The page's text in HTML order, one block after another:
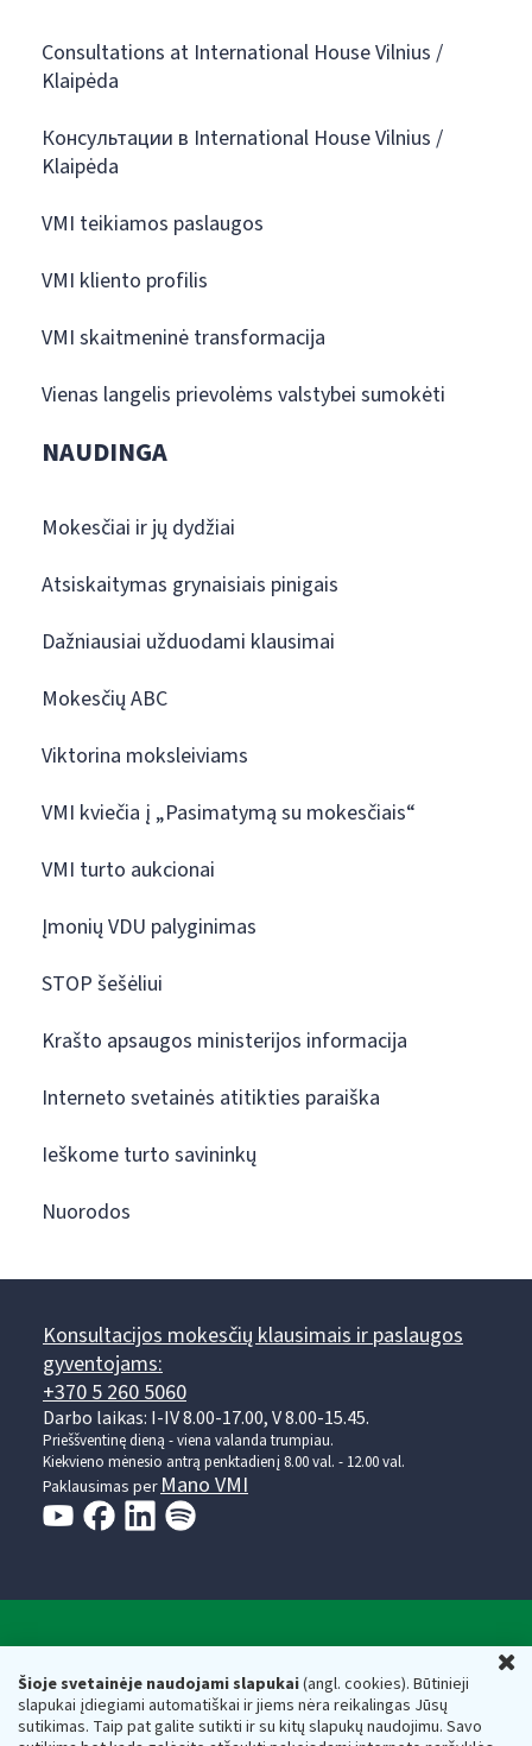
Šioje svetainėje naudojami slapukai(angl. cookies). Būtinieji
slapukai įdiegiami automatiškai ir jiems nėra reikalingas Jūsų
sutikimas. Taip pat galite sutikti ir su kitų slapukų naudojimu. Savo
Consultations at International House Vilnius /
Klaipėda
Консультации в International House Vilnius /
Klaipėda
VMI teikiamos paslaugos
VMI kliento profilis
VMI skaitmeninė transformacija
Vienas langelis prievolėms valstybei sumokėti
NAUDINGA
Mokesčiai ir jų dydžiai
Atsiskaitymas grynaisiais pinigais
Dažniausiai užduodami klausimai
Mokesčių ABC
Viktorina moksleiviams
VMI kviečia į „Pasimatymą su mokesčiais“
VMI turto aukcionai
Įmonių VDU palyginimas
STOP šešėliui
Krašto apsaugos ministerijos informacija
Interneto svetainės atitikties paraiška
Ieškome turto savininkų
Nuorodos
Konsultacijos mokesčių klausimais ir paslaugos
gyventojams:
+370 5 260 5060
Darbo laikas: I-IV 8.00-17.00, V 8.00-15.45.
Prieššventinę dieną - viena valanda trumpiau.
Kiekvieno mėnesio antrą penktadienį 8.00 val. - 12.00 val.
Paklausimas perMano VMI
Valstybinė mokesčių inspekcija prie Lietuvos
Respublikos finansų ministerijos
Biudžetinė įstaiga. Juridinio asmens kodas — 188659752,
adresas: Vasario 16-osios g. 14, 01107 Vilnius, Lietuva, el.paštas: